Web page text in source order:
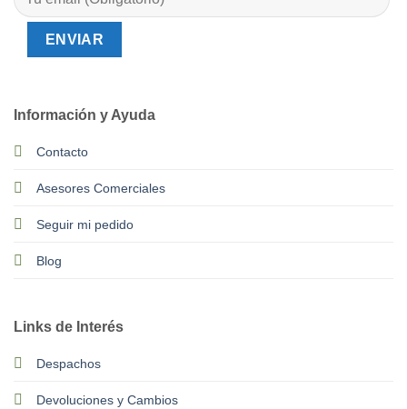
Información y Ayuda
Contacto
Asesores Comerciales
Seguir mi pedido
Blog
Links de Interés
Despachos
Devoluciones y Cambios